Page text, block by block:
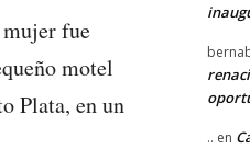
fue
motel
Plata, en un
.. en